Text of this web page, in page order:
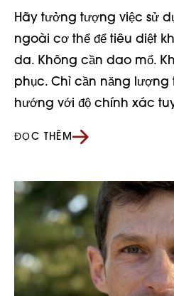
Hãy tưởng tượng việc sử
ngoài cơ thể để tiêu diệt
da. Không cần dao mổ.
phục. Chỉ cần năng lượng
hướng với độ chính xác
ĐỌC THÊM